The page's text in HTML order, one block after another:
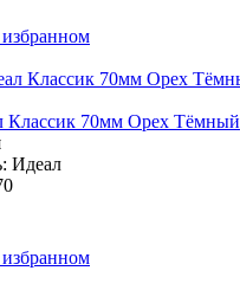
Классик 70мм Орех Тёмный
Идеал